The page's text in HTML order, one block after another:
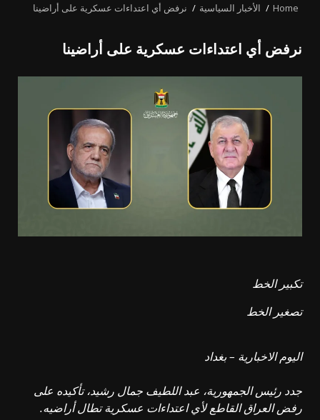
Home الأخبار السياسية نرفض أي اعتداءات عسكرية على أراضينا
نرفض أي اعتداءات عسكرية على أراضينا
تكبير الخط
تصغير الخط
اليوم الاخبارية – بغداد
جدد رئيس الجمهورية، عبد اللطيف جمال رشيد، تأكيده على
رفض العراق القاطع لأي اعتداءات عسكرية تطال أراضيه.